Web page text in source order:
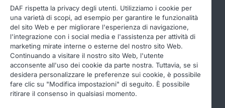
© 2026 DAF Legal notice
Privacy statement
DAF rispetta la privacy degli utenti. Utilizziamo i cookie per
una varietà di scopi, ad esempio per garantire le funzionalità
del sito Web e per migliorare l'esperienza di navigazione,
l'integrazione con i social media e l'assistenza per attività di
marketing mirate interne o esterne del nostro sito Web.
Continuando a visitare il nostro sito Web, l'utente
acconsente all'uso dei cookie da parte nostra. Tuttavia, se si
desidera personalizzare le preferenze sui cookie, è possibile
fare clic su "Modifica impostazioni" di seguito. È possibile
ritirare il consenso in qualsiasi momento.